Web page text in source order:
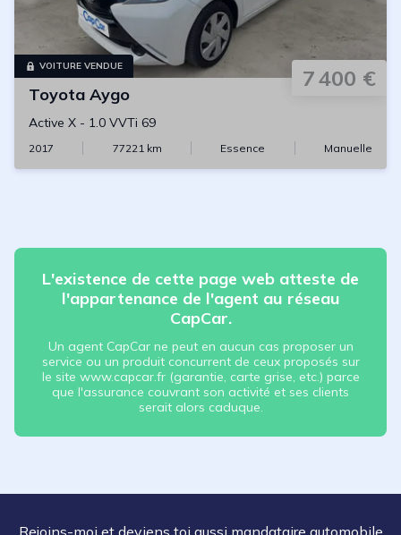
VOITURE VENDUE 7 400 €
Toyota Aygo
Active X - 1.0 VVTi 69
2017 77221km Essence Manuelle
L'existence de cette page web atteste de
l'appartenance de l'agent au réseau
CapCar.
Un agent CapCar ne peut en aucun cas proposer un
service ou un produit concurrent de ceux proposés sur
le site www.capcar.fr (garantie, carte grise, etc.) parce
que l'assurance couvrant son activité et ses clients
serait alors caduque.
Rejoins-moi et deviens toi aussi mandataire automobile